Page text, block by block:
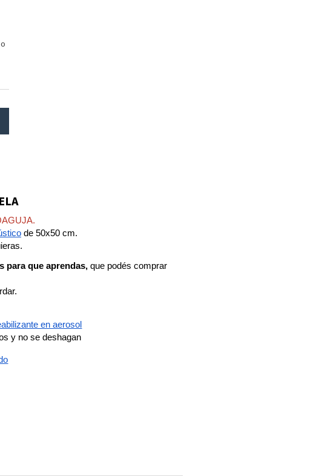
de 50x50 cm.
para que aprendas,que podés comprar
en aerosol
y no se deshagan